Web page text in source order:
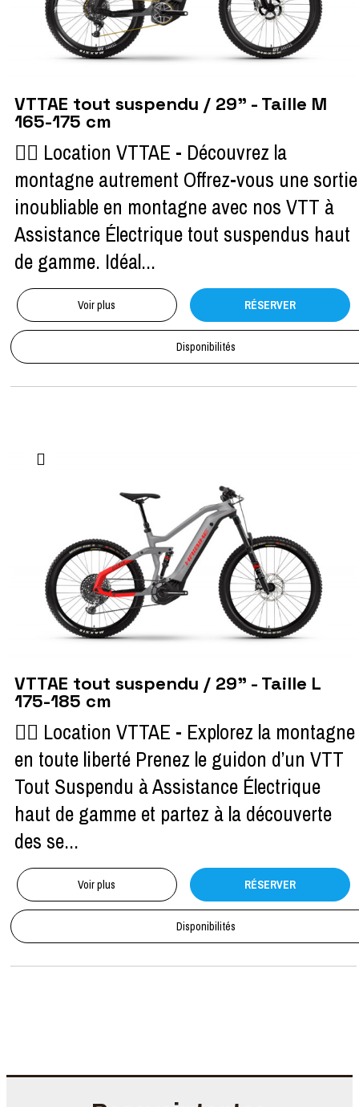
VTTAE tout suspendu / 29" - Taille M
165-175 cm
🚴‍♀️ Location VTTAE - Découvrez la
montagne autrement Offrez-vous une sortie
inoubliable en montagne avec nos VTT à
Assistance Électrique tout suspendus haut
de gamme. Idéal...
Voir plus RÉSERVER
Disponibilités
VTTAE tout suspendu / 29" - Taille L
175-185 cm
🚴‍♂️ Location VTTAE - Explorez la montagne
en toute liberté Prenez le guidon d’un VTT
Tout Suspendu à Assistance Électrique
haut de gamme et partez à la découverte
des se...
Voir plus RÉSERVER
Disponibilités